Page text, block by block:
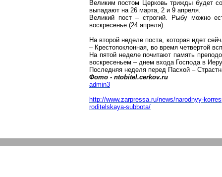
Великим постом Церковь трижды будет
выпадают на 26 марта, 2 и 9 апреля.
Великий пост – строгий. Рыбу можно
воскресенье (24 апреля).
На второй неделе поста, которая идет
– Крестопоклонная, во время четвертой
На пятой неделе почитают память
воскресеньем – днем входа Господа в
Последняя неделя перед Пасхой –
Фото - ntobitel.cerkov.ru
admin3
http://www.zarpressa.ru/news/narodnyy-
roditelskaya-subbota/